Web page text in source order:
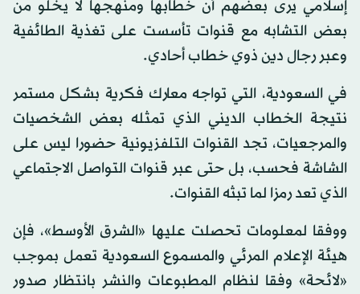
إسلامي يرى بعضهم أن خطابها ومنهجها لا يخلو من
بعض التشابه مع قنوات تأسست على تغذية الطائفية
وعبر رجال دين ذوي خطاب أحادي.
في السعودية، التي تواجه معارك فكرية بشكل مستمر
نتيجة الخطاب الديني الذي تمثله بعض الشخصيات
والمرجعيات، تجد القنوات التلفزيونية حضورا ليس على
الشاشة فحسب، بل حتى عبر قنوات التواصل الاجتماعي
الذي تعد رمزا لما تبثه القنوات.
ووفقا لمعلومات تحصلت عليها «الشرق الأوسط»، فإن
هيئة الإعلام المرئي والمسموع السعودية تعمل بموجب
«لائحة» وفقا لنظام المطبوعات والنشر بانتظار صدور